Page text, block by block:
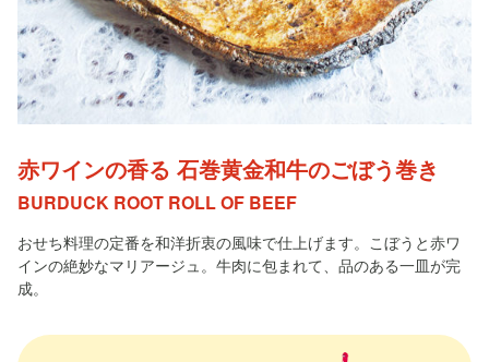
赤ワインの香る 石巻黄金和牛のごぼう巻き
BURDUCK ROOT ROLL OF BEEF
おせち料理の定番を和洋折衷の風味で仕上げます。こぼうと赤ワ
インの絶妙なマリアージュ。牛肉に包まれて、品のある一皿が完
成。